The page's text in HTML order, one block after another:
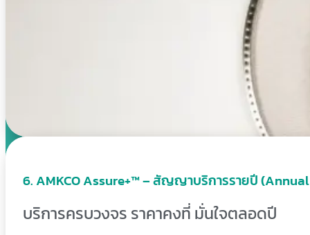
. AMKCO Assure+™ – สัญญาบริการรายปี
บริการครบวงจร ราคาคงที่ มั่นใจตลอดปี